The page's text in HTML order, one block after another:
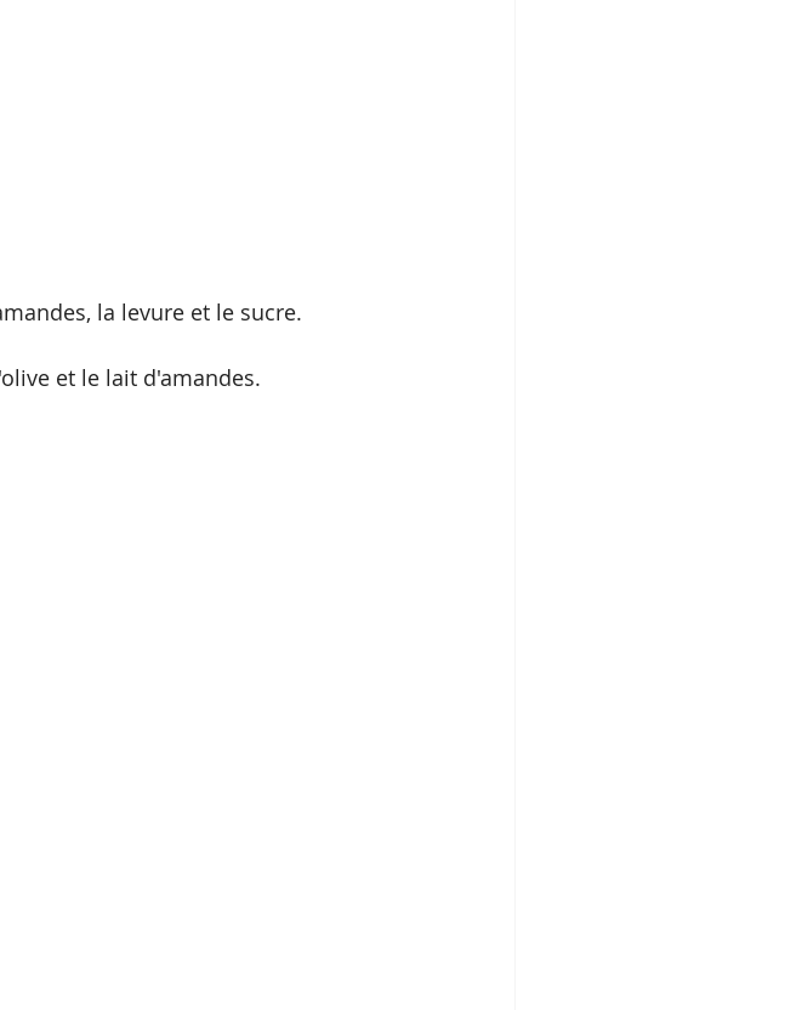
la levure et le sucre.
et le lait d'amandes.